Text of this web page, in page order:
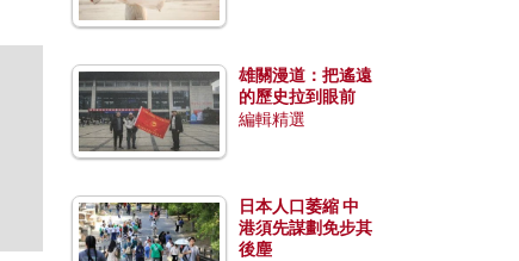
雄關漫道：把遙遠
的歷史拉到眼前
編輯精選
日本人口萎縮 中
港須先謀劃免步其
後塵